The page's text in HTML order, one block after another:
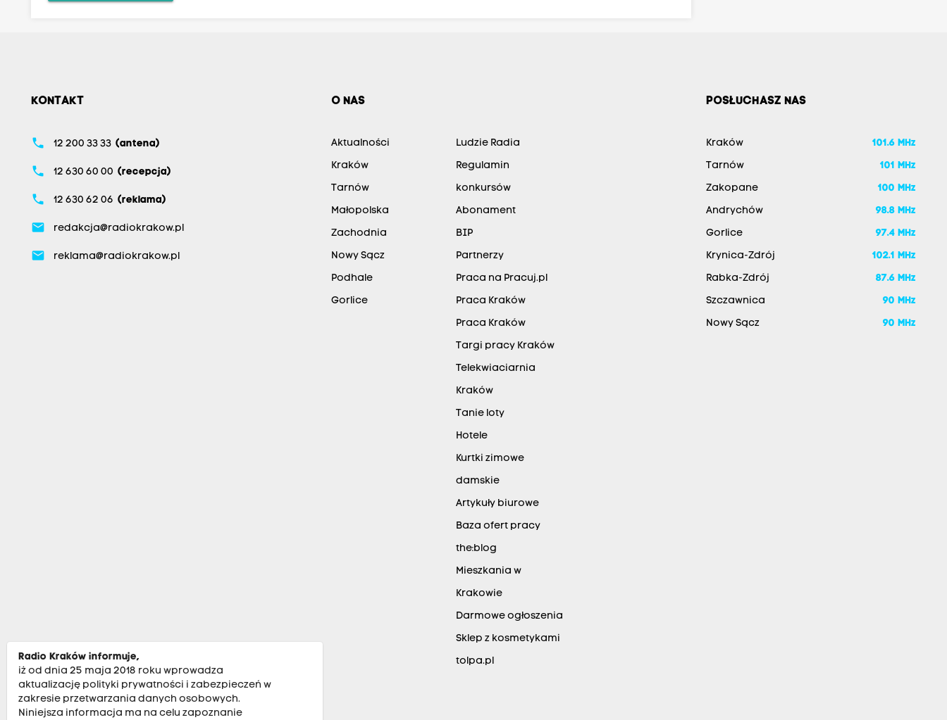
KONTAKT
phone 12 200 33 33 (antena)
phone 12 630 60 00 (recepcja)
phone 12 630 62 06 (reklama)
email redakcja@radiokrakow.pl
email reklama@radiokrakow.pl
O NAS
Aktualności
Kraków
Tarnów
Małopolska
Zachodnia
Nowy Sącz
Podhale
Gorlice
Ludzie Radia
Regulamin
konkursów
Abonament
BIP
Partnerzy
Praca na Pracuj.pl
Praca Kraków
Praca Kraków
Targi pracy Kraków
Telekwiaciarnia
Kraków
Tanie loty
Hotele
Kurtki zimowe
damskie
Artykuły biurowe
Baza ofert pracy
the:blog
Mieszkania w
Krakowie
Darmowe ogłoszenia
Sklep z kosmetykami
tolpa.pl
POSŁUCHASZ NAS
Kraków 101.6 MHz
Tarnów 101 MHz
Zakopane 100 MHz
Andrychów 98.8 MHz
Gorlice 97.4 MHz
Krynica-Zdrój 102.1 MHz
Rabka-Zdrój 87.6 MHz
Szczawnica 90 MHz
Nowy Sącz 90 MHz
Radio Kraków informuje,
iż od dnia 25 maja 2018 roku wprowadza
aktualizację polityki prywatności i zabezpieczeń w
zakresie przetwarzania danych osobowych.
Niniejsza informacja ma na celu zapoznanie